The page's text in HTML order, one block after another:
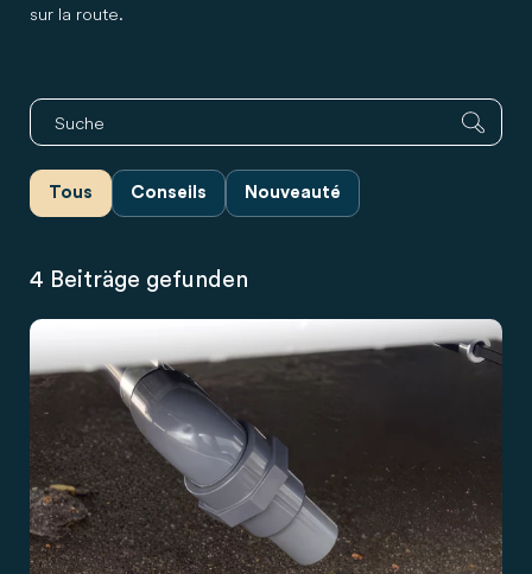
sur la route.
Tous Conseils Nouveauté
4 Beiträge gefunden